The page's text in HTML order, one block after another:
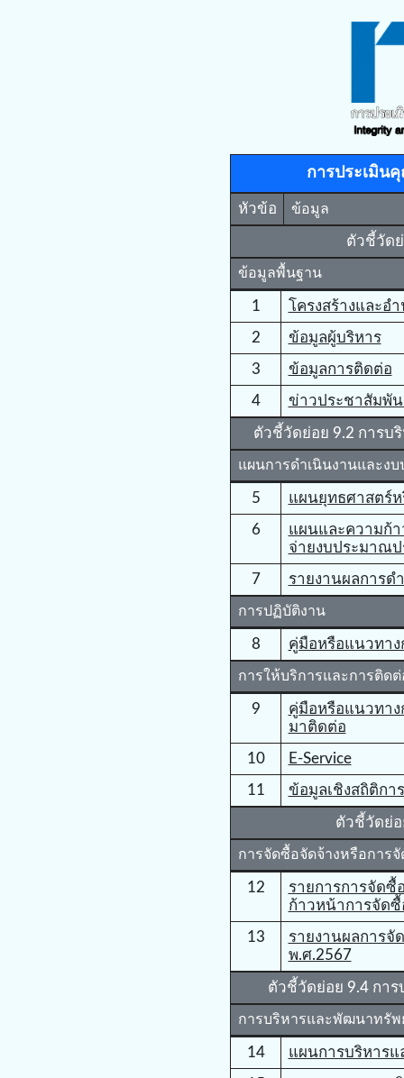
การประเมิน
หัวข้อ ข้อมูล
ตัวชี้วัด
ข้อมูลพื้นฐาน
1 โครงสร้างและอ
2 ข้อมูลผู้บริหาร
3 ข้อมูลการติดต่อ
4 ข่าวประชาสัมพั
ตัวชี้วัดย่อย 9.2 การบ
แผนการดำเนินงานและง
5 แผนยุทธศาสตร์
6
แผนและความก้
จ่ายงบประมาณป
7 รายงานผลการด
การปฏิบัติงาน
8 คู่มือหรือแนวทา
การให้บริการและการติด
9
คู่มือหรือแนวทาง
มาติดต่อ
10 E-Service
11 ข้อมูลเชิงสถิติกา
ตัวชี้วัดย่อ
การจัดซื้อจัดจ้างหรือการ
12
รายการการจัดซื้
ก้าวหน้าการจัด
13
รายงานผลการจั
พ.ศ.2567
ตัวชี้วัดย่อย 9.4 กา
การบริหารและพัฒนาทรั
14 แผนการบริหาร